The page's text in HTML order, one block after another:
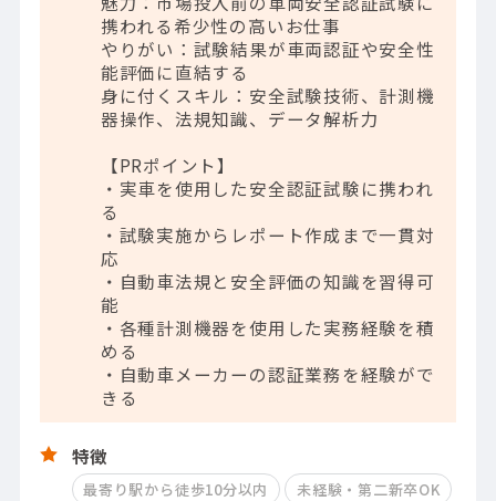
携われる希少性の高いお仕事
やりがい：試験結果が車両認証や安全性
能評価に直結する
身に付くスキル：安全試験技術、計測機
器操作、法規知識、データ解析力
【PRポイント】
・実車を使用した安全認証試験に携われ
る
・試験実施からレポート作成まで一貫対
応
・自動車法規と安全評価の知識を習得可
能
・各種計測機器を使用した実務経験を積
める
・自動車メーカーの認証業務を経験がで
きる
特徴
最寄り駅から徒歩10分以内
未経験・第二新卒OK